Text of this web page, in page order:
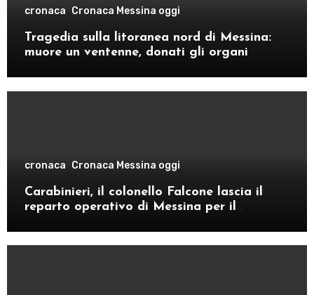
cronaca Cronaca Messina oggi
Tragedia sulla litoranea nord di Messina:
muore un ventenne, donati gli organi
cronaca Cronaca Messina oggi
Carabinieri, il colonello Falcone lascia il
reparto operativo di Messina per il